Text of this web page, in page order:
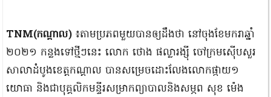
TNM(កណ្តាល​) ៖តាម​ប្រភព​មួយ​បាន​ឲ្យ​ដឹងថា នៅ​ចុងខែ​មករា​ឆ្នាំ​
២០២១ កន្លងទៅ​ថ្មីៗ​នេះ លោក ថោង ផល្លា​រង្ស៊ី ចៅក្រម​ស៊ើបសួរ​
សាលាដំបូង​ខេត្តកណ្តាល បានសម្រេច​ដោះលែង​លោក​ផ្កាយ​១​
យោធា និង​ជា​បុគ្គលិក​មន្ទីរ​សម្រាក​ព្យាបាល​និង​សម្ភព សុខ ម៉េង